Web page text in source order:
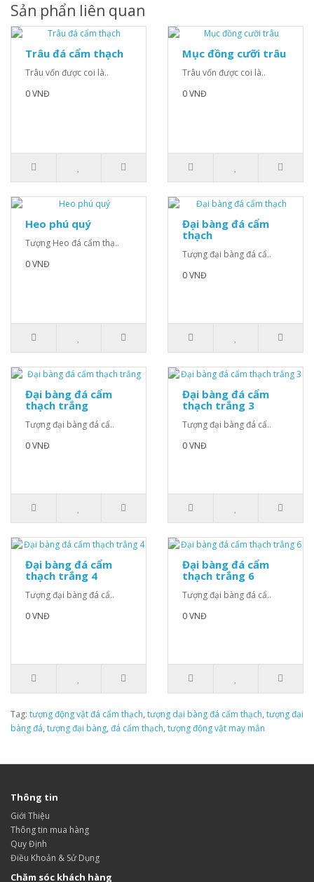
Sản phẩn liên quan
Trâu đá cẩm thạch
Trâu vốn được coi là..
0 VNĐ
Mục đồng cưỡi trâu
Trâu vốn được coi là..
0 VNĐ
Heo phú quý
Tượng Heo đá cẩm thạ..
0 VNĐ
Đại bàng đá cẩm
thạch
Tượng đại bàng đá cẩ..
0 VNĐ
Đại bàng đá cẩm
thạch trắng
Tượng đại bàng đá cẩ..
0 VNĐ
Đại bàng đá cẩm
thạch trắng 3
Tượng đại bàng đá cẩ..
0 VNĐ
Đại bàng đá cẩm
thạch trắng 4
Tượng đại bàng đá cẩ..
0 VNĐ
Đại bàng đá cẩm
thạch trắng 6
Tượng đại bàng đá cẩ..
0 VNĐ
Tag: tượng động vật đá cẩm thạch, tượng dại bàng đá cẩm thạch, tượng đại
bàng đá, tượng đại bàng, đá cẩm thạch, tượng động vật may mắn
Thông tin
Giới Thiệu
Thông tin mua hàng
Quy Định
Điều Khoản & Sử Dụng
Chăm sóc khách hàng